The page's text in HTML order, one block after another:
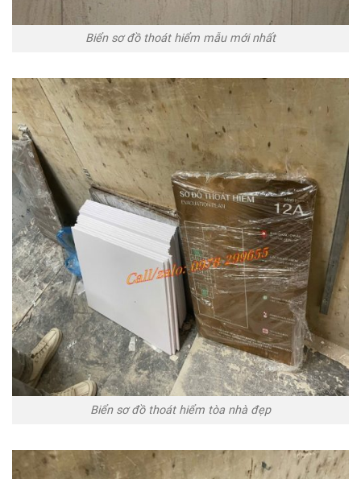
Biển sơ đồ thoát hiểm mẫu mới nhất
Biển sơ đồ thoát hiểm tòa nhà đẹp